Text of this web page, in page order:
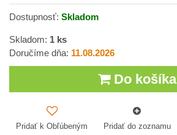
Dostupnosť: Skladom
Skladom: 1 ks
Doručíme dňa: 11.08.2026
Do košíka
Pridať k Obľúbeným Pridať do zoznamu